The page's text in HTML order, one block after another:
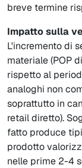
breve termine
Impatto sulla
L'incremento di
materiale (POP
rispetto al
analoghi non
soprattutto in
retail diretto).
fatto produce
prodotto
nelle prime 2-4